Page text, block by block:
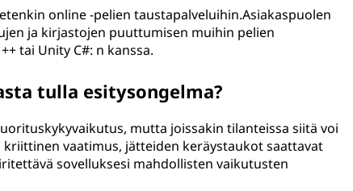
online -pelien taustapalveluihin.Asiakaspuolen
ja kirjastojen puuttumisen muihin pelien
tai Unity C#: n kanssa.
tulla esitysongelma?
mutta joissakin tilanteissa siitä voi
vaatimus, jätteiden keräystaukot saattavat
sovelluksesi mahdollisten vaikutusten